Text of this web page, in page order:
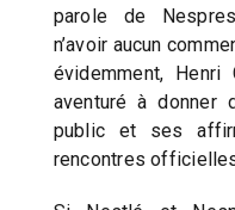
parole de
n’avoir aucun
évidemment,
aventuré à donner
public et ses
rencontres